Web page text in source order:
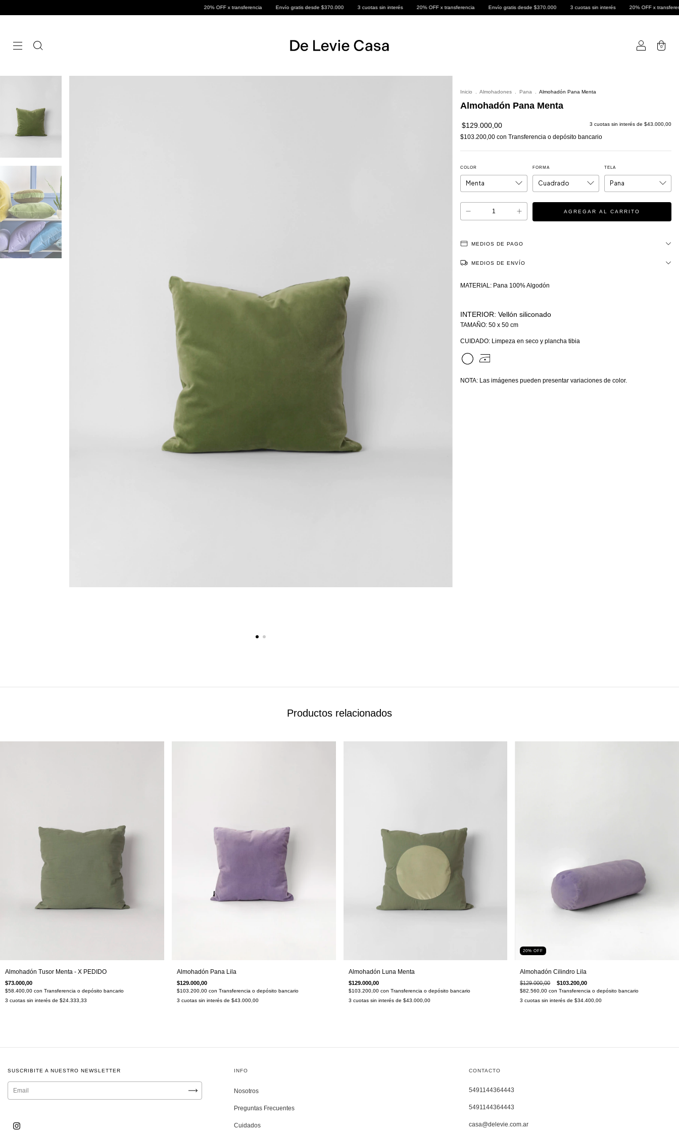
20% OFF x transferencia Envío gratis desde $370.000 3 cuotas sin interés 20% OFF x transferencia Envío gratis desde $370.000 3 cuotas sin interés 20% OFF x transferencia Envío
0
Inicio Almohadones Pana Almohadón Pana Menta
Almohadón Pana Menta
$129.000,00 3 cuotas sin interés de $43.000,00
$103.200,00 con Transferencia o depósito bancario
COLOR FORMA TELA
MEDIOS DE PAGO
MEDIOS DE ENVÍO
MATERIAL: Pana 100% Algodón
INTERIOR: Vellón siliconado
TAMAÑO: 50 x 50 cm
CUIDADO: Limpeza en seco y plancha tibia
NOTA: Las imágenes pueden presentar variaciones de color.
Productos relacionados
Almohadón Tusor Menta - X PEDIDO
$73.000,00
$58.400,00 con Transferencia o depósito bancario
3 cuotas sin interés de $24.333,33
Almohadón Pana Lila
$129.000,00
$103.200,00 con Transferencia o depósito bancario
3 cuotas sin interés de $43.000,00
Almohadón Luna Menta
$129.000,00
$103.200,00 con Transferencia o depósito bancario
3 cuotas sin interés de $43.000,00
20%OFF
Almohadón Cilindro Lila
$129.000,00 $103.200,00
$82.560,00con Transferencia o depósito bancario
3 cuotas sin interés de$34.400,00
SUSCRIBITE A NUESTRO NEWSLETTER INFO
Nosotros
Preguntas Frecuentes
Cuidados
CONTACTO
5491144364443
5491144364443
casa@delevie.com.ar